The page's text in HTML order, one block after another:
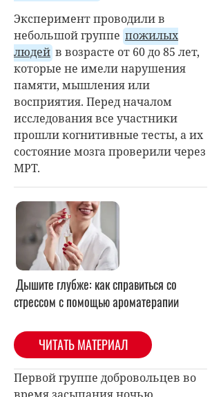
Эксперимент проводили в
небольшой группе пожилых
людей в возрасте от 60 до 85 лет,
которые не имели нарушения
памяти, мышления или
восприятия. Перед началом
исследования все участники
прошли когнитивные тесты, а их
состояние мозга проверили через
МРТ.
Дышите глубже: как справиться со
стрессом с помощью ароматерапии
ЧИТАТЬ МАТЕРИАЛ
Первой группе добровольцев во